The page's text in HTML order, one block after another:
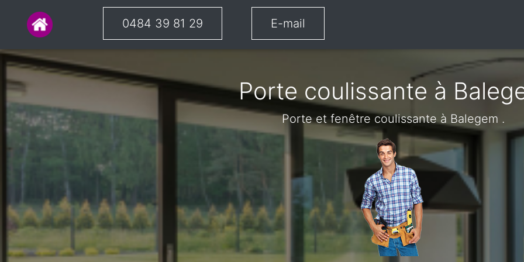
0484 39 81 29 E-mail
Porte coulissante à
Porte et fenêtre coulissante à Balegem .